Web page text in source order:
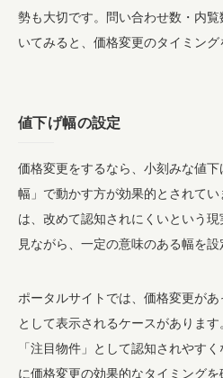
勢も大切です。問い合わせ数・内
いてみると、価格変更のタイミング
値下げ幅の設定
価格変更をするなら、小刻みな値
幅」で動かす方が効果的とされて
は、改めて認知されにくいという
見ながら、一定の意味のある幅を設
ポータルサイトでは、価格変更があ
として表示されるケースがありま
「注目物件」として認知されやす
に価格変更の効果的なタイミング